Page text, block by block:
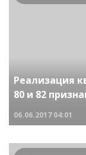
Реализация
80 и 82
06.06.2017 04:01